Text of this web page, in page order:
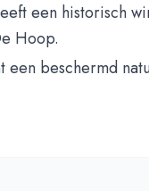
een historisch
Hoop.
een beschermd